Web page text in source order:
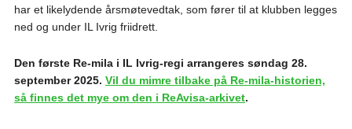
har et likelydende årsmøtevedtak, som fører til at klubben legges
ned og under IL Ivrig friidrett.
Den første Re-mila i IL Ivrig-regi arrangeres søndag 28.
september 2025. Vil du mimre tilbake på Re-mila-historien,
så finnes det mye om den i ReAvisa-arkivet.